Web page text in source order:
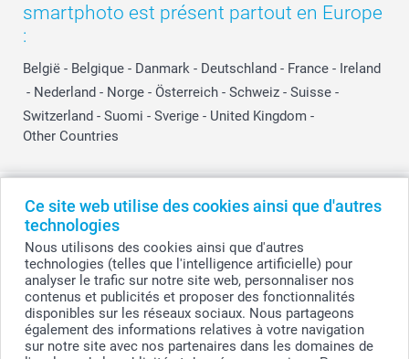
Ce site web utilise des cookies ainsi que d'autres
technologies
Nous utilisons des cookies ainsi que d'autres
technologies (telles que l'intelligence artificielle) pour
analyser le trafic sur notre site web, personnaliser nos
contenus et publicités et proposer des fonctionnalités
disponibles sur les réseaux sociaux. Nous partageons
également des informations relatives à votre navigation
sur notre site avec nos partenaires dans les domaines de
smartphoto est présent partout en Europe
:
België - Belgique - Danmark - Deutschland - France - Ireland
- Nederland - Norge - Österreich - Schweiz - Suisse -
Switzerland - Suomi - Sverige - United Kingdom -
Other Countries
© smartphoto group. Tous droits réservés
smartphoto group SA.
Siège social : Kwatrechtsteenweg 160, 9230 Wetteren, Belgique
Numéro de TVA BE 0405.706.755
Numéro d'entreprise 0405.706.755.
Coordonnées bancaires: IBAN BE71 2850 2711 5569 - BIC: GEBABEBB
Tous les prix sont en EURO (€), TVA incluse et hors frais de port.